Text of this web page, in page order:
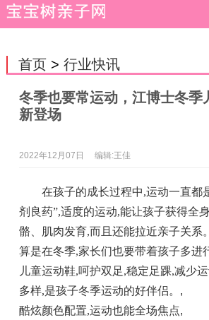
首页> 行业快讯
冬季也要常运动，江博士冬季
新登场
2022年12月07日 编辑:王佳
在孩子的成长过程中,运动一直都
剂良药”,适度的运动,能让孩子获得全
骼、肌肉发育,而且还能拉近亲子关系
算是在冬季,家长们也要带着孩子多进
儿童运动鞋,呵护双足,稳定足踝,减少
多样,是孩子冬季运动的好伴侣。 ,
酷炫颜色配置,运动也能全场焦点,